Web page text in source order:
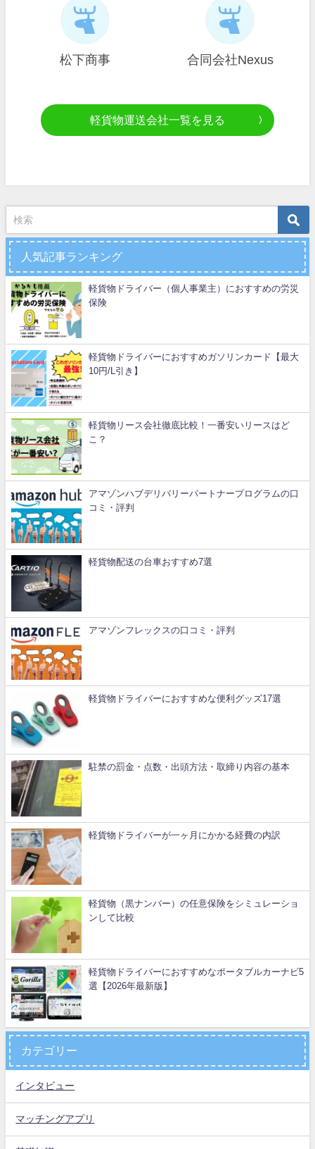
松下商事 合同会社Nexus
軽貨物運送会社一覧を見る
人気記事ランキング
軽貨物ドライバー（個人事業主）におすすめの労災
保険
軽貨物ドライバーにおすすめガソリンカード【最大
10円/L引き】
軽貨物リース会社徹底比較！一番安いリースはど
こ？
アマゾンハブデリバリーパートナープログラムの口
コミ・評判
軽貨物配送の台車おすすめ7選
アマゾンフレックスの口コミ・評判
軽貨物ドライバーにおすすめな便利グッズ17選
駐禁の罰金・点数・出頭方法・取締り内容の基本
軽貨物ドライバーが一ヶ月にかかる経費の内訳
軽貨物（黒ナンバー）の任意保険をシミュレーショ
ンして比較
軽貨物ドライバーにおすすめなポータブルカーナビ5
選【2026年最新版】
カテゴリー
インタビュー
マッチングアプリ